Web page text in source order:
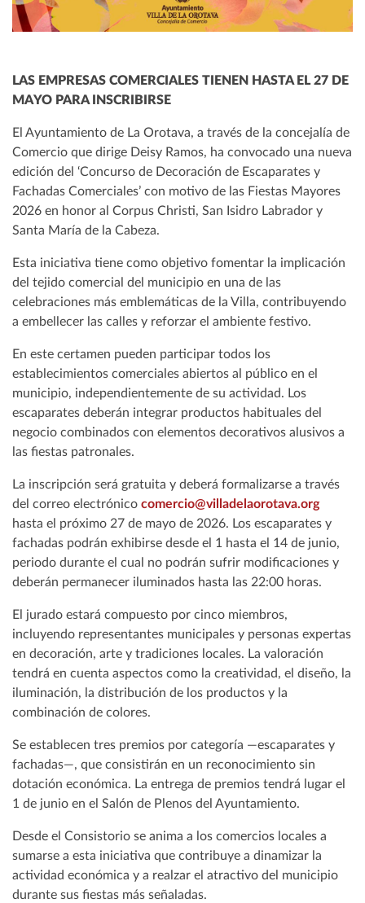
LAS EMPRESAS COMERCIALES TIENEN HASTA EL 27 DE
MAYO PARA INSCRIBIRSE
El Ayuntamiento de La Orotava, a través de la concejalía de
Comercio que dirige Deisy Ramos, ha convocado una nueva
edición del ‘Concurso de Decoración de Escaparates y
Fachadas Comerciales’ con motivo de las Fiestas Mayores
2026 en honor al Corpus Christi, San Isidro Labrador y
Santa María de la Cabeza.
Esta iniciativa tiene como objetivo fomentar la implicación
del tejido comercial del municipio en una de las
celebraciones más emblemáticas de la Villa, contribuyendo
a embellecer las calles y reforzar el ambiente festivo.
En este certamen pueden participar todos los
establecimientos comerciales abiertos al público en el
municipio, independientemente de su actividad. Los
escaparates deberán integrar productos habituales del
negocio combinados con elementos decorativos alusivos a
las fiestas patronales.
La inscripción será gratuita y deberá formalizarse a través
del correo electrónico comercio@villadelaorotava.org
hasta el próximo 27 de mayo de 2026. Los escaparates y
fachadas podrán exhibirse desde el 1 hasta el 14 de junio,
periodo durante el cual no podrán sufrir modificaciones y
deberán permanecer iluminados hasta las 22:00 horas.
El jurado estará compuesto por cinco miembros,
incluyendo representantes municipales y personas expertas
en decoración, arte y tradiciones locales. La valoración
tendrá en cuenta aspectos como la creatividad, el diseño, la
iluminación, la distribución de los productos y la
combinación de colores.
Se establecen tres premios por categoría —escaparates y
fachadas—, que consistirán en un reconocimiento sin
dotación económica. La entrega de premios tendrá lugar el
1 de junio en el Salón de Plenos del Ayuntamiento.
Desde el Consistorio se anima a los comercios locales a
sumarse a esta iniciativa que contribuye a dinamizar la
actividad económica y a realzar el atractivo del municipio
durante sus fiestas más señaladas.